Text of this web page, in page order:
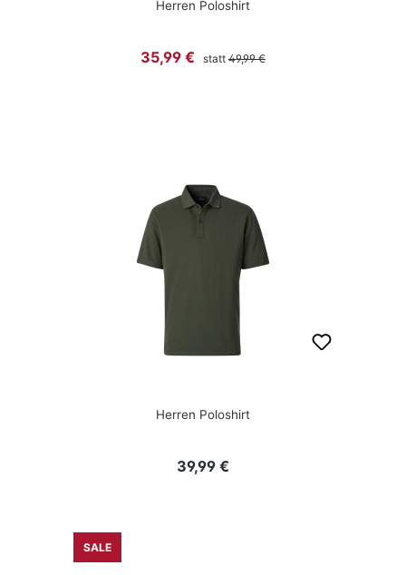
Herren Poloshirt
Verkaufspreis:
35,99 € statt Regulärer Preis:
49,99 €
Herren Poloshirt
Regulärer Preis:
39,99 €
SALE